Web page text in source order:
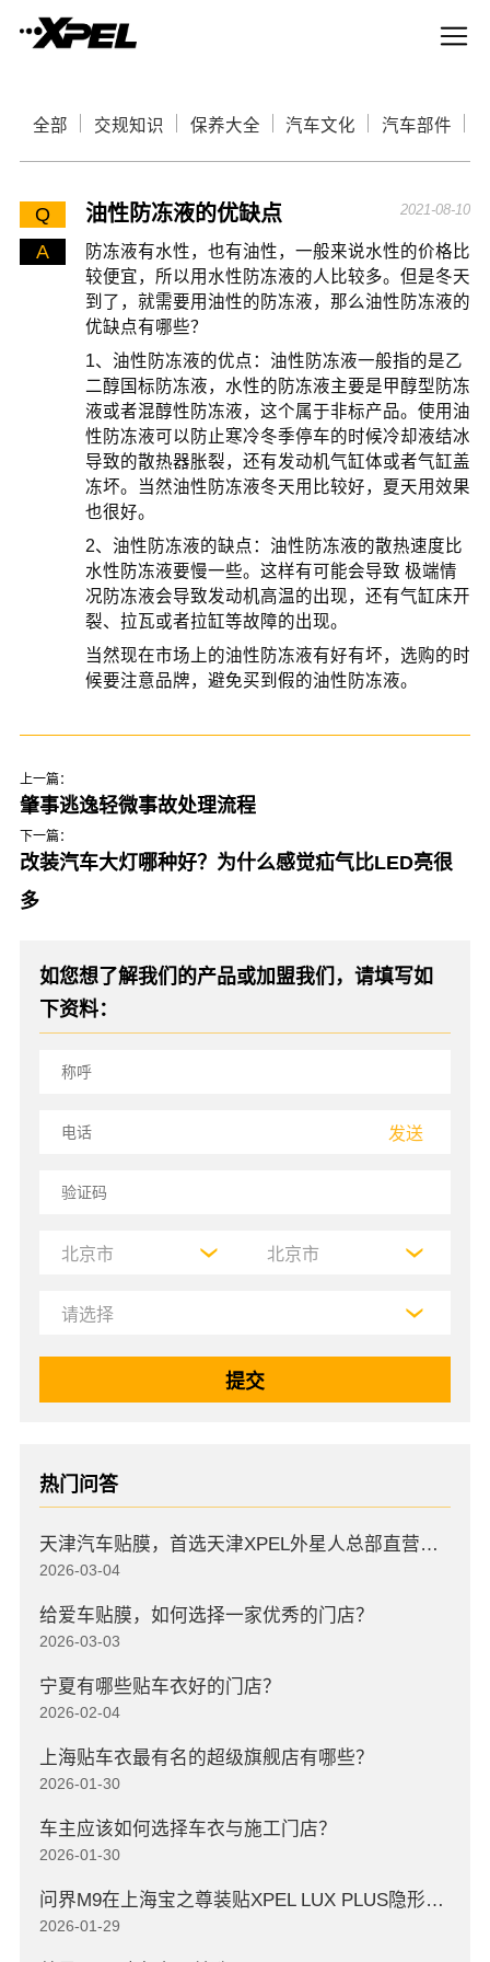
全部 交规知识 保养大全 汽车文化 汽车部件
Q 油性防冻液的优缺点 2021-08-10
A
防冻液有水性，也有油性，一般来说水性的价格比
较便宜，所以用水性防冻液的人比较多。但是冬天
到了，就需要用油性的防冻液，那么油性防冻液的
优缺点有哪些？
1、油性防冻液的优点：油性防冻液一般指的是乙
二醇国标防冻液，水性的防冻液主要是甲醇型防冻
液或者混醇性防冻液，这个属于非标产品。使用油
性防冻液可以防止寒冷冬季停车的时候冷却液结冰
导致的散热器胀裂，还有发动机气缸体或者气缸盖
冻坏。当然油性防冻液冬天用比较好，夏天用效果
也很好。
2、油性防冻液的缺点：油性防冻液的散热速度比
水性防冻液要慢一些。这样有可能会导致 极端情
况防冻液会导致发动机高温的出现，还有气缸床开
裂、拉瓦或者拉缸等故障的出现。
当然现在市场上的油性防冻液有好有坏，选购的时
候要注意品牌，避免买到假的油性防冻液。
上一篇：
肇事逃逸轻微事故处理流程
下一篇：
改装汽车大灯哪种好？为什么感觉疝气比LED亮很
多
如您想了解我们的产品或加盟我们，请填写如
下资料：
发送
热门问答
天津汽车贴膜，首选天津XPEL外星人总部直营店，高口碑店
2026-03-04
给爱车贴膜，如何选择一家优秀的门店？
2026-03-03
宁夏有哪些贴车衣好的门店？
2026-02-04
上海贴车衣最有名的超级旗舰店有哪些？
2026-01-30
车主应该如何选择车衣与施工门店？
2026-01-30
问界M9在上海宝之尊装贴XPEL LUX PLUS隐形车衣
2026-01-29